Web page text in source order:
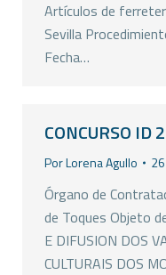
Artículos de
Sevilla
Fecha…
CONCURSO ID
PorLorena Agullo
Órgano de
de Toques Objeto
E DIFUSION DOS
CULTURAIS DOS